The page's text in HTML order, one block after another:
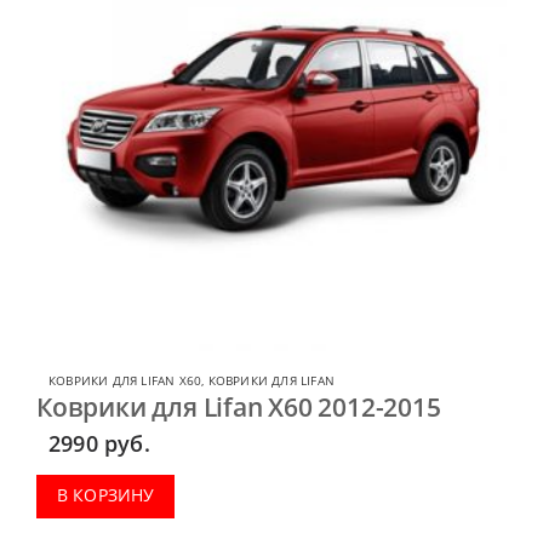
КОВРИКИ ДЛЯ LIFAN X60 КОВРИКИ ДЛЯ LIFAN
Коврики для Lifan X60 2012-2015
2990 руб.
В КОРЗИНУ